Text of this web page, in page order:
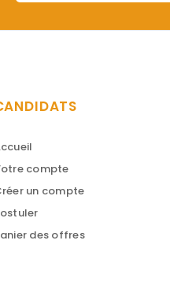
compte
un compte
des offres